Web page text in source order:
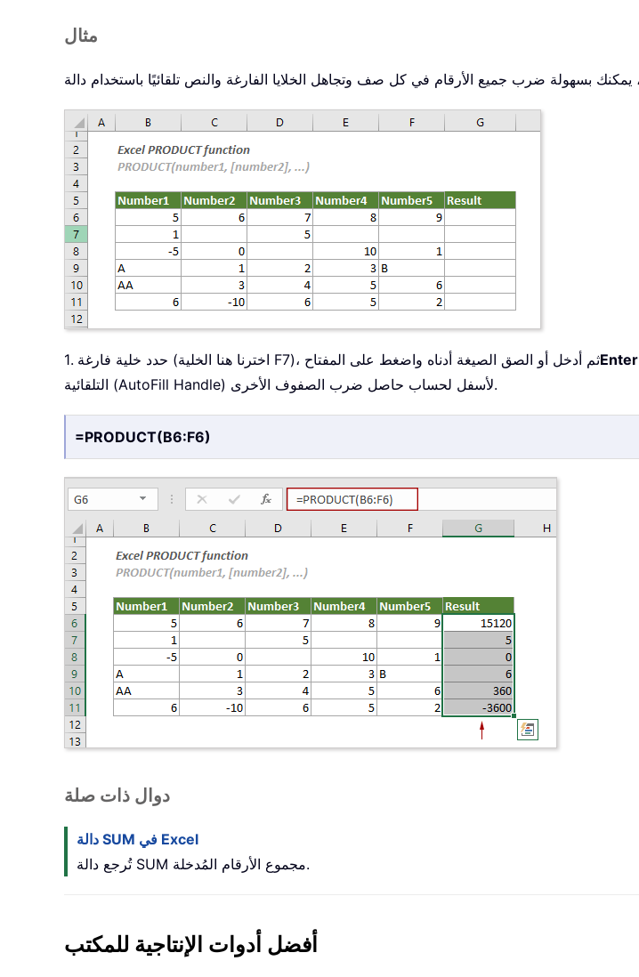
مثال
1. حدد خلية فارغة (اخترنا هنا الخلية F7)، ثم أدخل أو الصق الصيغة أدناه واضغط على المفتاحEnter
التلقائية (AutoFill Handle) لأسفل لحساب حاصل ضرب الصفوف الأخرى.
=PRODUCT(B6:F6)
دوال ذات صلة
دالة SUM في Excel
تُرجع دالة SUM مجموع الأرقام المُدخلة.
أفضل أدوات الإنتاجية للمكتب